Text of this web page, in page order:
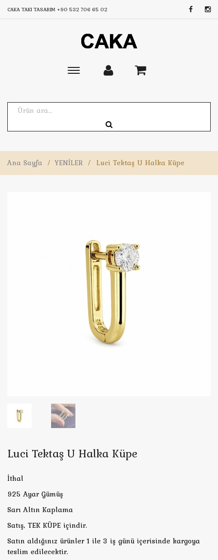
CAKA TAKI TASARIM +90 532 706 65 02
Toggle
Ana Sayfa / YENİLER / Luci Tektaş U Halka Küpe
Luci Tektaş U Halka Küpe
İthal
925 Ayar Gümüş
Sarı Altın Kaplama
Satış, TEK KÜPE içindir.
Satın aldığınız ürünler 1 ile 3 iş günü içerisinde kargoya
teslim edilecektir.